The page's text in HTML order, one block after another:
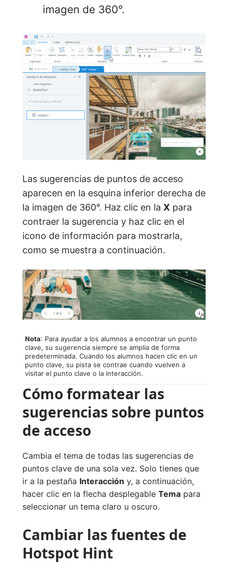
imagen de 360°.
Las sugerencias de puntos de acceso
aparecen en la esquina inferior derecha de
la imagen de 360°. Haz clic en la X para
contraer la sugerencia y haz clic en el
icono de información para mostrarla,
como se muestra a continuación.
Nota: Para ayudar a los alumnos a encontrar un punto
clave, su sugerencia siempre se amplía de forma
predeterminada. Cuando los alumnos hacen clic en un
punto clave, su pista se contrae cuando vuelven a
visitar el punto clave o la interacción.
Cómo formatear las
sugerencias sobre puntos
de acceso
Cambia el tema de todas las sugerencias de
puntos clave de una sola vez. Solo tienes que
ir a la pestaña Interacción y, a continuación,
hacer clic en la flecha desplegable Tema para
seleccionar un tema claro u oscuro.
Cambiar las fuentes de
Hotspot Hint